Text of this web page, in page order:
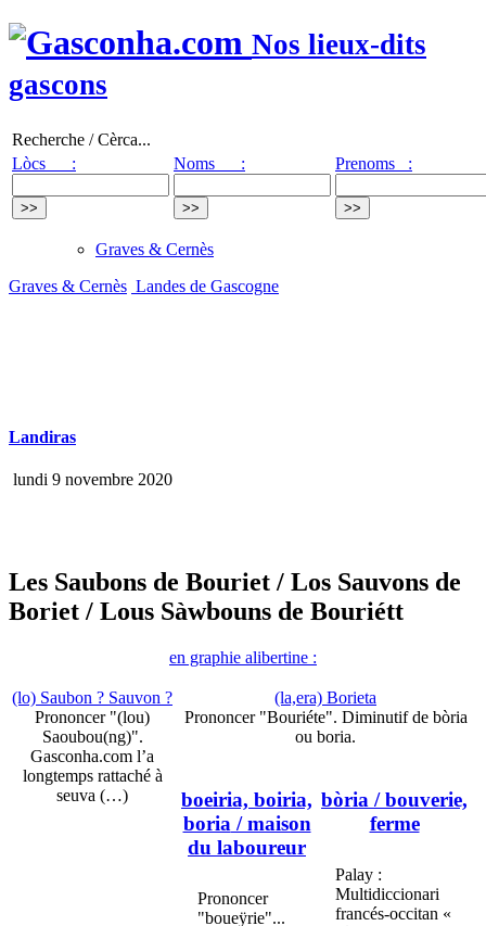
Nos lieux-dits
gascons
Recherche / Cèrca...
Lòcs :
Noms : Prenoms :
Graves & Cernès
Graves & Cernès Landes de Gascogne
Landiras
lundi 9 novembre 2020
Les Saubons de Bouriet / Los Sauvons de
Boriet / Lous Sàwbouns de Bouriétt
en graphie alibertine :
(lo) Saubon ? Sauvon ?
Prononcer "(lou)
Saoubou(ng)".
Gasconha.com l’a
longtemps rattaché à
seuva (…)
(la,era) Borieta
Prononcer "Bouriéte". Diminutif de bòria
ou boria.
boeiria, boiria,
boria / maison
du laboureur
Prononcer
"boueÿrie"...
bòria / bouverie,
ferme
Palay :
Multidiccionari
francés-occitan «